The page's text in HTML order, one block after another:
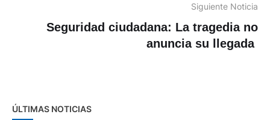
Siguiente Noticia
Seguridad ciudadana: La tragedia no
anuncia su llegada
ÚLTIMAS NOTICIAS